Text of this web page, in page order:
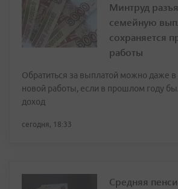
Минтруд
семейную
сохраняется
работы
Обратиться за выплатой можно даже в
новой работы, если в прошлом году
доход
сегодня, 18:33
Средняя